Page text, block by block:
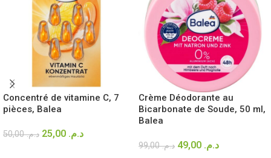
Concentré de vitamine C, 7
pièces, Balea
د.م.50,00 د.م.
Crème Déodorante au
Bicarbonate de Soude, 50 ml,
Balea
د.م.99,00 د.م.